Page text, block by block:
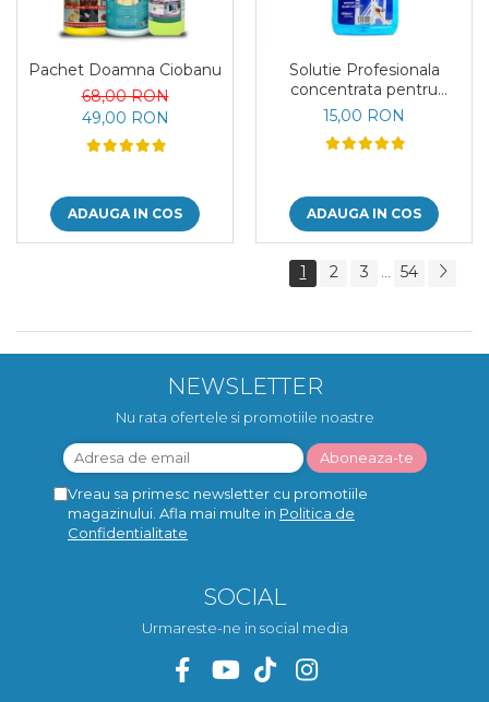
Pachet Doamna Ciobanu
68,00 RON
49,00 RON
ADAUGA IN COS
Solutie Profesionala
concentrata pentru
geamuri Gian 1000 ml
15,00 RON
ADAUGA IN COS
1 2 3 54
NEWSLETTER
Nu rata ofertele si promotiile noastre
Vreau sa primesc newsletter cu promotiile
magazinului. Afla mai multe in Politica de
Confidentialitate
SOCIAL
Urmareste-ne in social media